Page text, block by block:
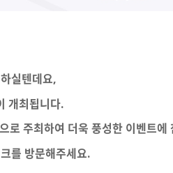
실텐데요,
개최됩니다.
로 주최하여 더욱 풍성한 이벤트에
를 방문해주세요.